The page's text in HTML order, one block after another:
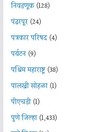
निवडणूक(128)
पंढरपूर(24)
पत्रकार परिषद(4)
पर्यटन(9)
पश्चिम महाराष्ट्र(38)
पालखी सोहळा(1)
पीएचडी(1)
पुणे जिल्हा(1,433)